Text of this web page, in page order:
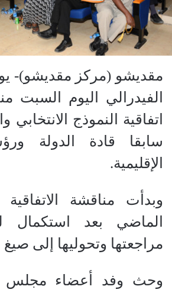
مقديشو (مركز مقديشو)-
الفيدرالي اليوم السبت
اتفاقية النموذج الانتخابي
سابقا قادة الدولة
الإقليمية.
وبدأت مناقشة
الماضي بعد استكمال
مراجعتها وتحوليها إلى صيغ
وحث وفد أعضاء مجلس